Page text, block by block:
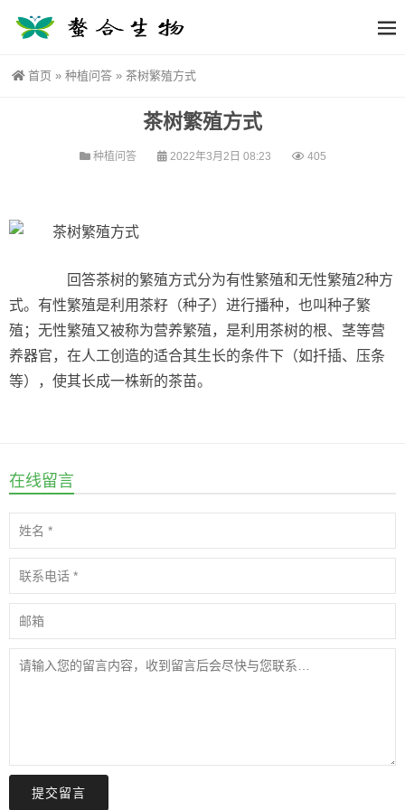
首页 » 种植问答 » 茶树繁殖方式
茶树繁殖方式
种植问答 2022年3月2日 08:23 405
回答茶树的繁殖方式分为有性繁殖和无性繁殖2种方
式。有性繁殖是利用茶籽（种子）进行播种，也叫种子繁
殖；无性繁殖又被称为营养繁殖，是利用茶树的根、茎等营
养器官，在人工创造的适合其生长的条件下（如扦插、压条
等），使其长成一株新的茶苗。
在线留言
提交留言